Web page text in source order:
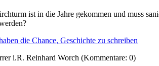
ist in die Jahre gekommen und muss
die Chance, Geschichte zu schreiben
i.R. Reinhard Worch (Kommentare: 0)